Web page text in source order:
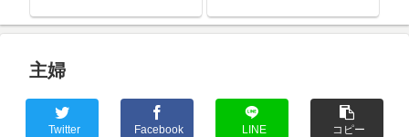
主婦
Twitter Facebook LINE コピー